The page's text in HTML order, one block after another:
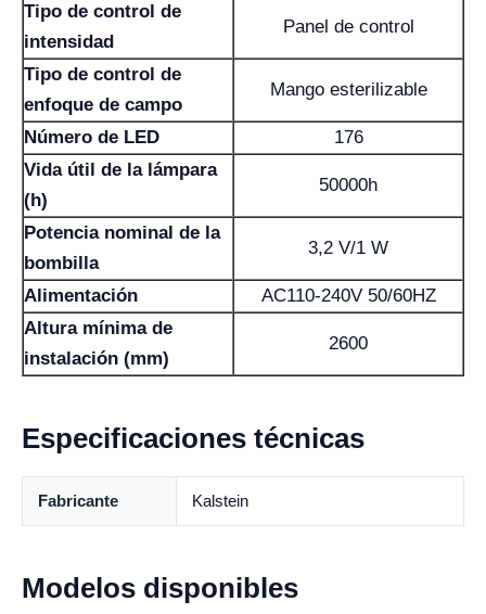
Tipo de control de
intensidad
Panel de control
Tipo de control de
enfoque de campo
Mango esterilizable
Número de LED
176
Vida útil de la lámpara
(h)
50000h
Potencia nominal de la
bombilla
3,2 V/1 W
Alimentación
AC110-240V 50/60HZ
Altura mínima de
instalación (mm)
2600
Especificaciones técnicas
Fabricante Kalstein
Modelos disponibles